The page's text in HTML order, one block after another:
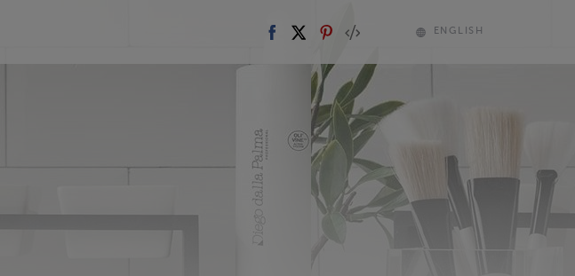
ENGLISH